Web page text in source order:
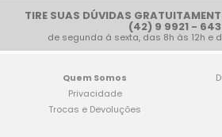
TIRE SUAS DÚVIDAS
(42) 9 9921 -
de segunda à sexta, das 8h às 12h e
Quem Somos
Privacidade
Trocas e Devoluções